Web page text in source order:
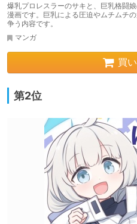
爆乳プロレスラーのサキと、巨乳格闘
漫画です。巨乳による圧迫やムチムチ
争う内容です。
マンガ
買
第2位